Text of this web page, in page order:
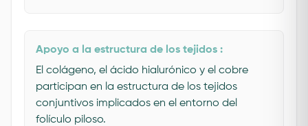
Apoyo a la estructura de los tejidos :
El colágeno, el ácido hialurónico y el cobre
participan en la estructura de los tejidos
conjuntivos implicados en el entorno del
folículo piloso.